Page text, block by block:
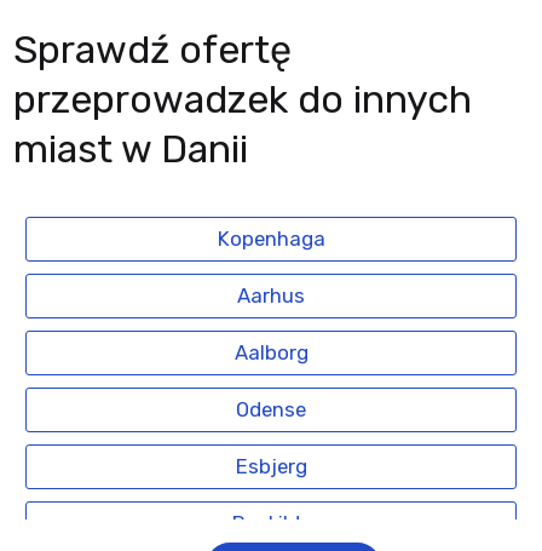
Sprawdź ofertę
przeprowadzek do innych
miast w Danii
Kopenhaga
Aarhus
Aalborg
Odense
Esbjerg
Roskilde